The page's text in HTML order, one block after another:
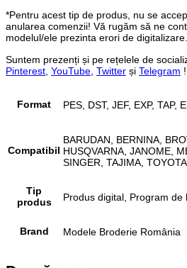
*Pentru acest tip de produs, nu se
anularea comenzii! Vă rugăm să ne
modelul/ele prezinta erori de digitalizare.
Suntem prezenți și pe rețelele de
Pinterest YouTube Twitter și Telegram !
Format PES, DST, JEF, EXP, TAP,
Compatibil
BARUDAN, BERNINA,
HUSQVARNA, JANOME,
SINGER, TAJIMA,
Tip
produs
Produs digital, Program de
Brand Modele Broderie România